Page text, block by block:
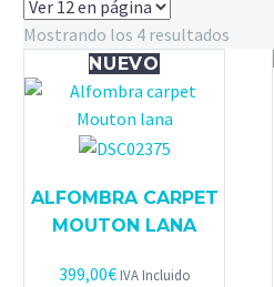
Mostrando los 4 resultados
NUEVO
ALFOMBRA CARPET
MOUTON LANA
399,00€ IVA Incluido